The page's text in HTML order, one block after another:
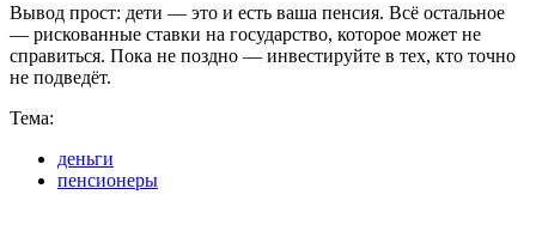
Вывод прост: дети — это и есть ваша пенсия. Всё остальное
— рискованные ставки на государство, которое может не
справиться. Пока не поздно — инвестируйте в тех, кто точно
не подведёт.
Тема:
деньги
пенсионеры